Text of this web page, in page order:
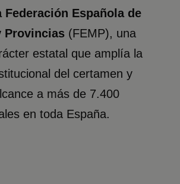
Federación Española de
Provincias (FEMP), una
estatal que amplía la
del certamen y
a más de 7.400
en toda España.